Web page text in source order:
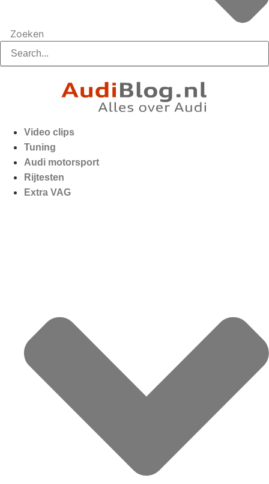
Zoeken
Video clips
Tuning
Audi motorsport
Rijtesten
Extra VAG